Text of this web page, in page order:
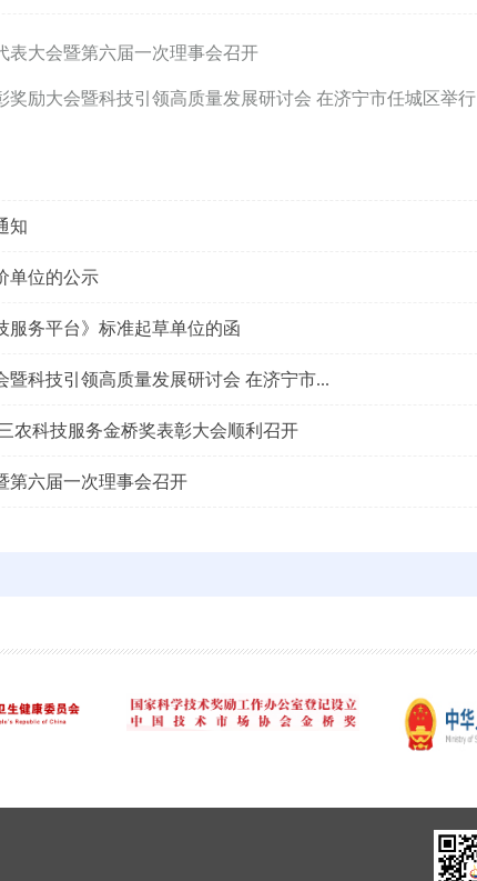
表大会暨第六届一次理事会召开
奖励大会暨科技引领高质量发展研讨会 在济宁市任城区举行
知
单位的公示
服务平台》标准起草单位的函
暨科技引领高质量发展研讨会 在济宁市...
农科技服务金桥奖表彰大会顺利召开
第六届一次理事会召开